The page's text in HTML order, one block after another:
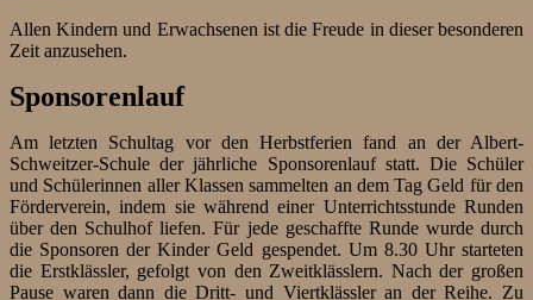
Allen Kindern und Erwachsenen ist die Freude in dieser besonderen
Zeit anzusehen.
Sponsorenlauf
Am letzten Schultag vor den Herbstferien fand an der Albert-
Schweitzer-Schule der jährliche Sponsorenlauf statt. Die Schüler
und Schülerinnen aller Klassen sammelten an dem Tag Geld für den
Förderverein, indem sie während einer Unterrichtsstunde Runden
über den Schulhof liefen. Für jede geschaffte Runde wurde durch
die Sponsoren der Kinder Geld gespendet. Um 8.30 Uhr starteten
die Erstklässler, gefolgt von den Zweitklässlern. Nach der großen
Pause waren dann die Dritt- und Viertklässler an der Reihe. Zu